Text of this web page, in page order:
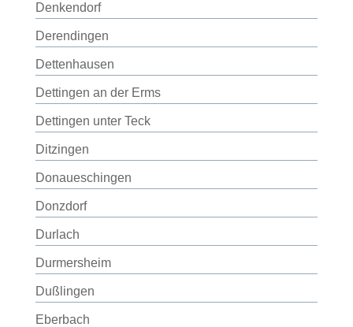
Denkendorf
Derendingen
Dettenhausen
Dettingen an der Erms
Dettingen unter Teck
Ditzingen
Donaueschingen
Donzdorf
Durlach
Durmersheim
Dußlingen
Eberbach